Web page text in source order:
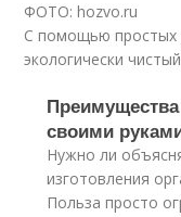
ФОТО: hozvo.ru
С помощью простых
экологически
своими
Нужно ли
изготовления
Польза просто